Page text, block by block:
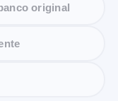
original